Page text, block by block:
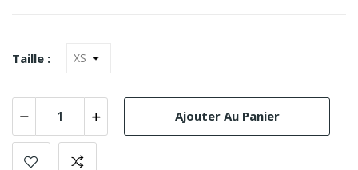
Taille :
Ajouter Au Panier